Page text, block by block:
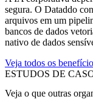
segura. O Dataddo
arquivos em um
bancos de dados
nativo de dados
Veja todos os
ESTUDOS DE
Veja o que outras